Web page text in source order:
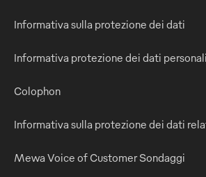
Informativa sulla protezione dei dati
Informativa protezione dei dati
Colophon
Informativa sulla protezione dei dati
Mewa Voice of Customer Sondaggi